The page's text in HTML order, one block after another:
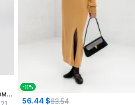
Платье с разрезом и карманами из трикотажа с воротником
-11%
56.44 $63.54